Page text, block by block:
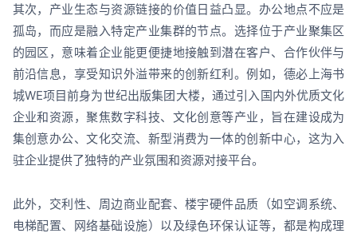
其次，产业生态与资源链接的价值日益凸显。办公地点不应是
孤岛，而应是融入特定产业集群的节点。选择位于产业聚集区
的园区，意味着企业能更便捷地接触到潜在客户、合作伙伴与
前沿信息，享受知识外溢带来的创新红利。例如，德必上海书
城WE项目前身为世纪出版集团大楼，通过引入国内外优质文化
企业和资源，聚焦数字科技、文化创意等产业，旨在建设成为
集创意办公、文化交流、新型消费为一体的创新中心，这为入
驻企业提供了独特的产业氛围和资源对接平台。
此外，交利性、周边商业配套、楼宇硬件品质（如空调系统、
电梯配置、网络基础设施）以及绿色环保认证等，都是构成理